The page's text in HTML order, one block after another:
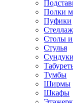
Полки
Пуфики
Столы и
Стулья
Сундуки
Тумбы
Ширмы
Шкафы